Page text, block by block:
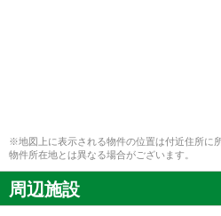
※地図上に表示される物件の位置は付近住所に
物件所在地とは異なる場合がございます。
周辺施設